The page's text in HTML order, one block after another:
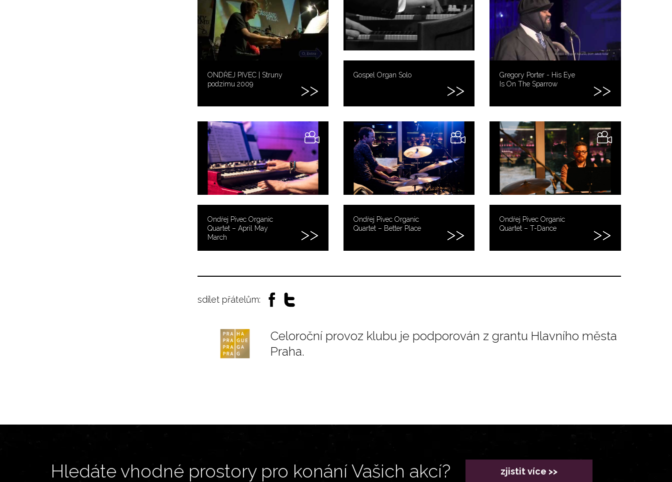
ONDŘEJ PIVEC | Struny
podzimu 2009
Gospel Organ Solo
Gregory Porter - His Eye
Is On The Sparrow
Ondřej Pivec Organic
Quartet – April May
March
Ondřej Pivec Organic
Quartet – Better Place
Ondřej Pivec Organic
Quartet – T-Dance
sdílet přátelům:
Celoroční provoz klubu je podporován z grantu Hlavního města
Praha.
Hledáte vhodné prostory pro konání Vašich akcí? zjistit více >>